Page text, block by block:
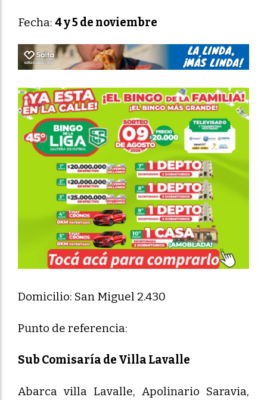
Fecha: 4 y 5 de noviembre
Domicilio: San Miguel 2.430
Punto de referencia:
Sub Comisaría de Villa Lavalle
Abarca villa Lavalle, Apolinario Saravia,